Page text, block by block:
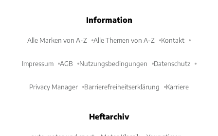
Information
Alle Marken von A-Z Alle Themen von A-Z Kontakt
Impressum AGB Nutzungsbedingungen Datenschutz
Privacy Manager Barrierefreiheitserklärung Karriere
Heftarchiv